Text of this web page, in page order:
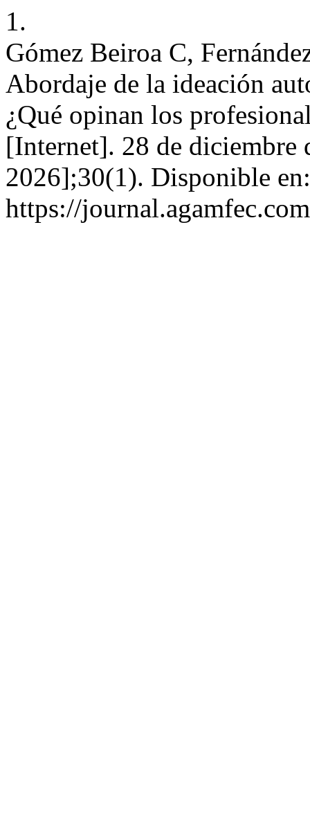
1.
Gómez Beiroa C,
Abordaje de la ideación
¿Qué opinan los
[Internet]. 28 de diciembre
2026];30(1). Disponible en:
https://